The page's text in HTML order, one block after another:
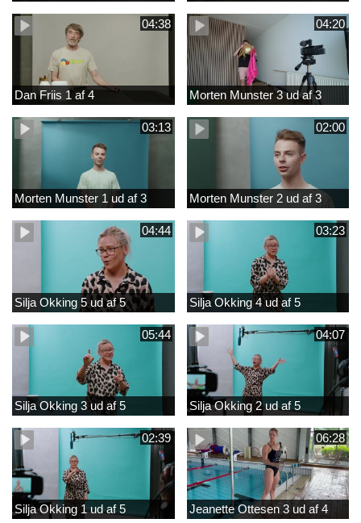
04:38
Dan Friis 1 af 4
04:20
Morten Munster 3 ud af 3
03:13
Morten Munster 1 ud af 3
02:00
Morten Munster 2 ud af 3
04:44
Silja Okking 5 ud af 5
03:23
Silja Okking 4 ud af 5
05:44
Silja Okking 3 ud af 5
04:07
Silja Okking 2 ud af 5
02:39
Silja Okking 1 ud af 5
06:28
Jeanette Ottesen 3 ud af 4